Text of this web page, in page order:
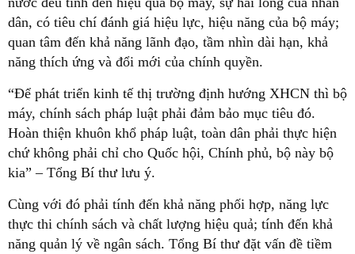
dân, có tiêu chí đánh giá hiệu lực, hiệu năng của bộ máy;
quan tâm đến khả năng lãnh đạo, tầm nhìn dài hạn, khả
năng thích ứng và đổi mới của chính quyền.
“Để phát triển kinh tế thị trường định hướng XHCN thì bộ
máy, chính sách pháp luật phải đảm bảo mục tiêu đó.
Hoàn thiện khuôn khổ pháp luật, toàn dân phải thực hiện
chứ không phải chỉ cho Quốc hội, Chính phủ, bộ này bộ
kia” – Tổng Bí thư lưu ý.
Cùng với đó phải tính đến khả năng phối hợp, năng lực
thực thi chính sách và chất lượng hiệu quả; tính đến khả
năng quản lý về ngân sách. Tổng Bí thư đặt vấn đề tiềm